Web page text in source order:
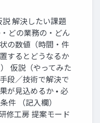
説 解決したい課題
どの業務の・どん
の数値（時間・件
するとどうなるか
仮説（やってみた
段／技術で解決で
が見込めるか • 必
件 （記入欄）
工房 提案モード